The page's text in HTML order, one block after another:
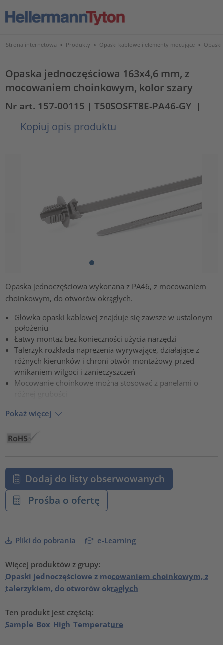
Strona internetowa > Produkty > Opaski kablowe i elementy mocujące >
Opaska jednoczęściowa 163x4,6 mm, z
mocowaniem choinkowym, kolor szary
Nr art. 157-00115 | T50SOSFT8E-PA46-GY |
Kopiuj opis produktu
Opaska jednoczęściowa wykonana z PA46, z mocowaniem
choinkowym, do otworów okrągłych.
Główka opaski kablowej znajduje się zawsze w ustalonym
położeniu
Łatwy montaż bez konieczności użycia narzędzi
Talerzyk rozkłada naprężenia wyrywające, działające z
różnych kierunków i chroni otwór montażowy przed
wnikaniem wilgoci i zanieczyszczeń
Mocowanie choinkowe można stosować z panelami o
Pokaż więcej
Dodaj do listy obserwowanych
Prośba o ofertę
Pliki do pobrania e-Learning
Więcej produktów z grupy:
Opaski jednoczęściowe z mocowaniem choinkowym, z
talerzykiem, do otworów okrągłych
Ten produkt jest częścią:
Sample_Box_High_Temperature